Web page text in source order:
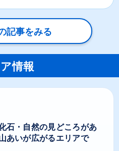
記事をみる
情報
石・自然の見どころがあ
あいが広がるエリアで